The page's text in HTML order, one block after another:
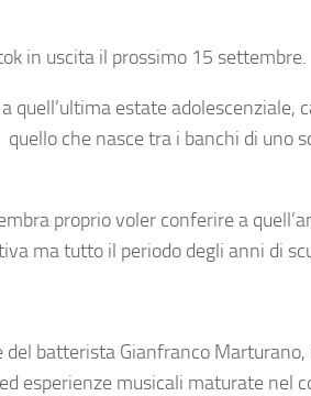
in uscita il prossimo 15 settembre.
quell’ultima estate adolescenziale,
che nasce tra i banchi di uno
proprio voler conferire a
ma tutto il periodo degli anni di
del batterista Gianfranco Marturano,
esperienze musicali maturate nel